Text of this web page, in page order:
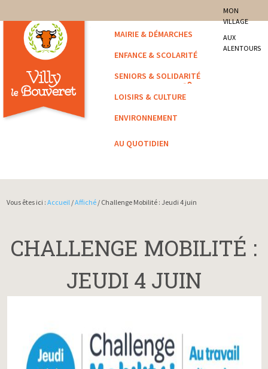
Villy-le-Bouveret
MON
VILLAGE
AUX
ALENTOURS
MAIRIE & DÉMARCHES
ENFANCE & SCOLARITÉ
SENIORS & SOLIDARITÉ
LOISIRS & CULTURE
ENVIRONNEMENT
AU QUOTIDIEN
Vous êtes ici :Accueil /Affiché / Challenge Mobilité : Jeudi 4 juin
CHALLENGE MOBILITÉ :
JEUDI 4 JUIN